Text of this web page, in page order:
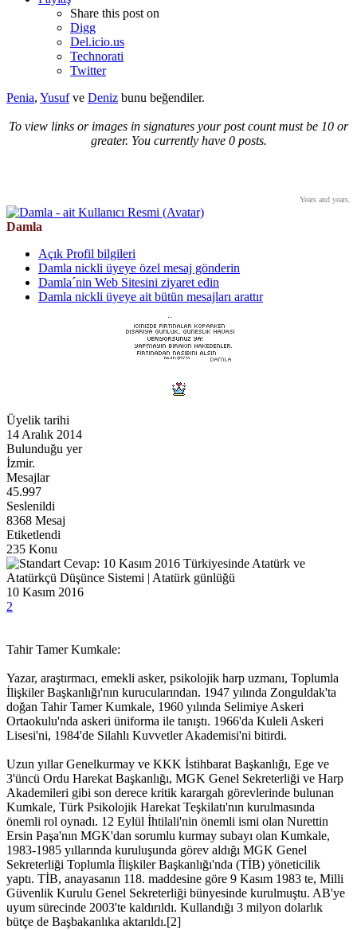
Share this post on
Digg
Del.icio.us
Technorati
Twitter
Penia, Yusufve Deniz bunu beğendiler.
To view links or images in signatures your post count must be 10 or
greater. You currently have 0 posts.
Years and years.
Damla
Açık Profil bilgileri
Damla nickli üyeye özel mesaj gönderin
Damla´nin Web Sitesini ziyaret edin
Damla nickli üyeye ait bütün mesajları arattır
Üyelik tarihi
14 Aralık 2014
Bulunduğu yer
İzmir.
Mesajlar
45.997
Seslenildi
8368 Mesaj
Etiketlendi
235 Konu
Cevap: 10 Kasım 2016 Türkiyesinde Atatürk ve
Atatürkçü Düşünce Sistemi | Atatürk günlüğü
10 Kasım 2016
2
Tahir Tamer Kumkale:
Yazar, araştırmacı, emekli asker, psikolojik harp uzmanı, Toplumla
İlişkiler Başkanlığı'nın kurucularından. 1947 yılında Zonguldak'ta
doğan Tahir Tamer Kumkale, 1960 yılında Selimiye Askeri
Ortaokulu'nda askeri üniforma ile tanıştı. 1966'da Kuleli Askeri
Lisesi'ni, 1984'de Silahlı Kuvvetler Akademisi'ni bitirdi.
Uzun yıllar Genelkurmay ve KKK İstihbarat Başkanlığı, Ege ve
3'üncü Ordu Harekat Başkanlığı, MGK Genel Sekreterliği ve Harp
Akademileri gibi son derece kritik karargah görevlerinde bulunan
Kumkale, Türk Psikolojik Harekat Teşkilatı'nın kurulmasında
önemli rol oynadı. 12 Eylül İhtilali'nin önemli ismi olan Nurettin
Ersin Paşa'nın MGK'dan sorumlu kurmay subayı olan Kumkale,
1983-1985 yıllarında kuruluşunda görev aldığı MGK Genel
Sekreterliği Toplumla İlişkiler Başkanlığı'nda (TİB) yöneticilik
yaptı. TİB, anayasanın 118. maddesine göre 9 Kasım 1983 te, Milli
Güvenlik Kurulu Genel Sekreterliği bünyesinde kurulmuştu. AB'ye
uyum sürecinde 2003'te kaldırıldı. Kullandığı 3 milyon dolarlık
bütçe de Başbakanlıka aktarıldı.[2]